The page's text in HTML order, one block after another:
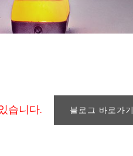
습니다. 블로그 바로가기